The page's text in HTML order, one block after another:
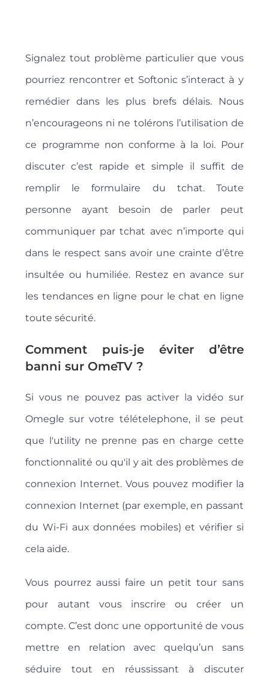
Signalez tout problème particulier que vous
pourriez rencontrer et Softonic s’interact à y
remédier dans les plus brefs délais. Nous
n’encourageons ni ne tolérons l’utilisation de
ce programme non conforme à la loi. Pour
discuter c’est rapide et simple il suffit de
remplir le formulaire du tchat. Toute
personne ayant besoin de parler peut
communiquer par tchat avec n’importe qui
dans le respect sans avoir une crainte d’être
insultée ou humiliée. Restez en avance sur
les tendances en ligne pour le chat en ligne
toute sécurité.
Comment puis-je éviter d’être
banni sur OmeTV ?
Si vous ne pouvez pas activer la vidéo sur
Omegle sur votre télételephone, il se peut
que l'utility ne prenne pas en charge cette
fonctionnalité ou qu'il y ait des problèmes de
connexion Internet. Vous pouvez modifier la
connexion Internet (par exemple, en passant
du Wi-Fi aux données mobiles) et vérifier si
cela aide.
Vous pourrez aussi faire un petit tour sans
pour autant vous inscrire ou créer un
compte. C’est donc une opportunité de vous
mettre en relation avec quelqu’un sans
séduire tout en réussissant à discuter